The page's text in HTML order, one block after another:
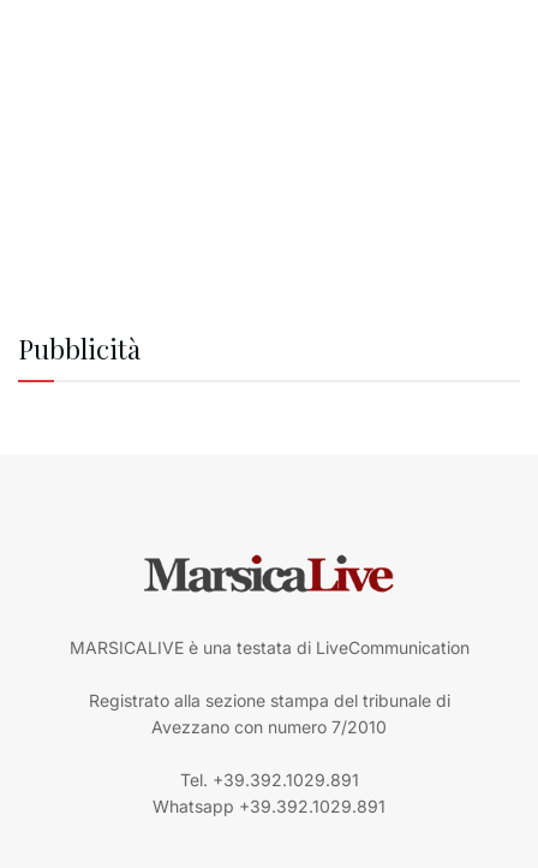
Pubblicità
MARSICALIVE è una testata di LiveCommunication
Registrato alla sezione stampa del tribunale di
Avezzano con numero 7/2010
Tel. +39.392.1029.891
Whatsapp +39.392.1029.891